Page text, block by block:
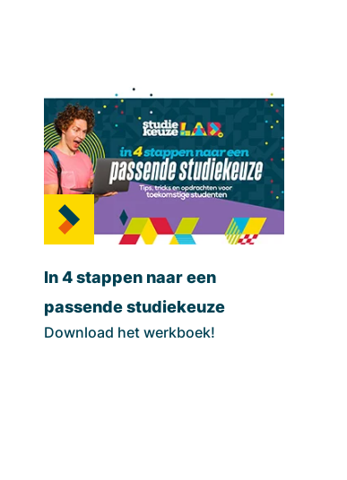
In 4 stappen naar een
passende studiekeuze
Download het werkboek!